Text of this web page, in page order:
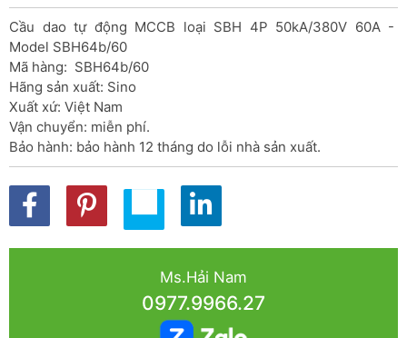
Cầu dao tự động MCCB loại SBH 4P 50kA/380V 60A -
Model SBH64b/60
Mã hàng:  SBH64b/60
Hãng sản xuất: Sino
Xuất xứ: Việt Nam
Vận chuyển: miễn phí.
Bảo hành: bảo hành 12 tháng do lỗi nhà sản xuất.
Ms.Hải Nam
0977.9966.27